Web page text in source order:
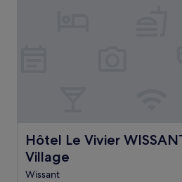
Hôtel Le Vivier
Village
Hôtel Le Vivier WISSANT -
Wissant